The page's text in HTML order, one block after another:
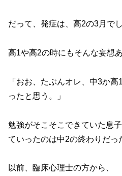
だって、発症は、高2の3月でし
高1や高2の時にもそんな妄想
「おお、たぶんオレ、中3か
ったと思う。」
勉強がそこそこできていた息
ていったのは中2の終わりだっ
以前、臨床心理士の方から、